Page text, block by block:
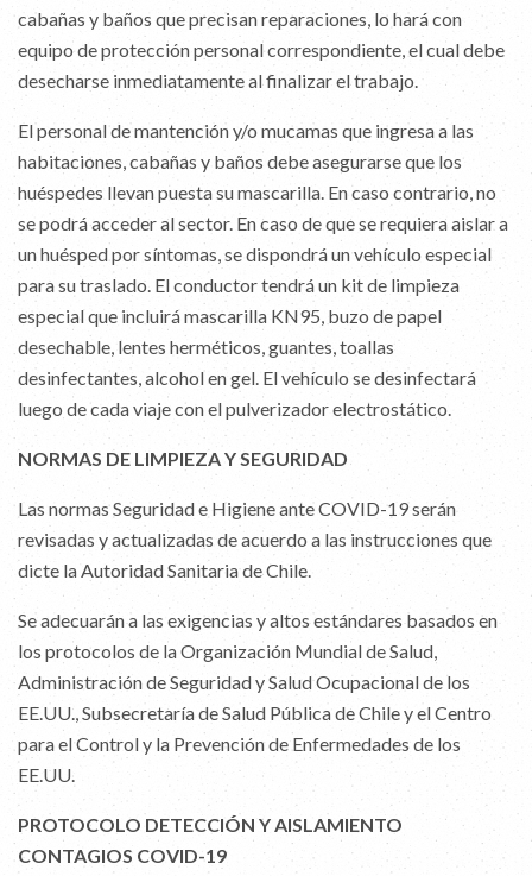
cabañas y baños que precisan reparaciones, lo hará con
equipo de protección personal correspondiente, el cual debe
desecharse inmediatamente al finalizar el trabajo.
El personal de mantención y/o mucamas que ingresa a las
habitaciones, cabañas y baños debe asegurarse que los
huéspedes llevan puesta su mascarilla. En caso contrario, no
se podrá acceder al sector. En caso de que se requiera aislar a
un huésped por síntomas, se dispondrá un vehículo especial
para su traslado. El conductor tendrá un kit de limpieza
especial que incluirá mascarilla KN95, buzo de papel
desechable, lentes herméticos, guantes, toallas
desinfectantes, alcohol en gel. El vehículo se desinfectará
luego de cada viaje con el pulverizador electrostático.
NORMAS DE LIMPIEZA Y SEGURIDAD
Las normas Seguridad e Higiene ante COVID-19 serán
revisadas y actualizadas de acuerdo a las instrucciones que
dicte la Autoridad Sanitaria de Chile.
Se adecuarán a las exigencias y altos estándares basados en
los protocolos de la Organización Mundial de Salud,
Administración de Seguridad y Salud Ocupacional de los
EE.UU., Subsecretaría de Salud Pública de Chile y el Centro
para el Control y la Prevención de Enfermedades de los
EE.UU.
PROTOCOLO DETECCIÓN Y AISLAMIENTO
CONTAGIOS COVID-19